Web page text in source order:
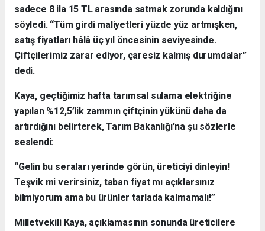
sadece 8 ila 15 TL arasında satmak zorunda kaldığını
söyledi. “Tüm girdi maliyetleri yüzde yüz artmışken,
satış fiyatları hâlâ üç yıl öncesinin seviyesinde.
Çiftçilerimiz zarar ediyor, çaresiz kalmış durumdalar”
dedi.
Kaya, geçtiğimiz hafta tarımsal sulama elektriğine
yapılan %12,5’lik zammın çiftçinin yükünü daha da
artırdığını belirterek, Tarım Bakanlığı’na şu sözlerle
seslendi:
“Gelin bu seraları yerinde görün, üreticiyi dinleyin!
Teşvik mi verirsiniz, taban fiyat mı açıklarsınız
bilmiyorum ama bu ürünler tarlada kalmamalı!”
Milletvekili Kaya, açıklamasının sonunda üreticilere